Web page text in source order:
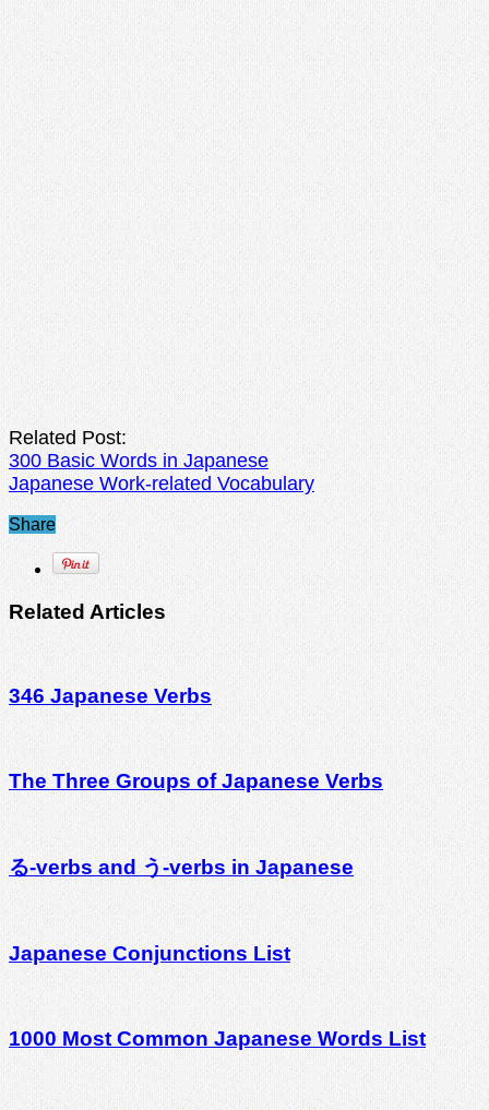
Related Post:
300 Basic Words in Japanese
Japanese Work-related Vocabulary
Share
Related Articles
346 Japanese Verbs
The Three Groups of Japanese Verbs
る-verbs and う-verbs in Japanese
Japanese Conjunctions List
1000 Most Common Japanese Words List